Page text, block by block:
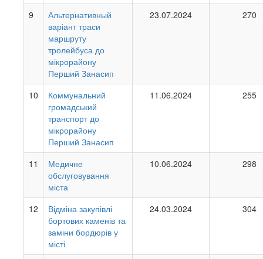
9
Альтернативный
варіант траси
маршруту
тролейбуса до
мікрорайону
Перший Занасип
23.07.2024 270
10
Коммунальний
громадський
транспорт до
мікрорайону
Перший Занасип
11.06.2024 255
11
Медичне
обслуговування
міста
10.06.2024 298
12
Відміна закупівлі
бортових каменів та
заміни бордюрів у
місті
24.03.2024 304